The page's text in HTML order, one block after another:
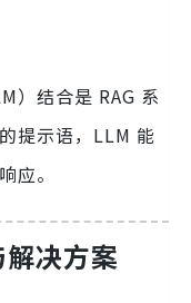
）结合是 RAG 系
提示语，LLM 能
应。
决方案